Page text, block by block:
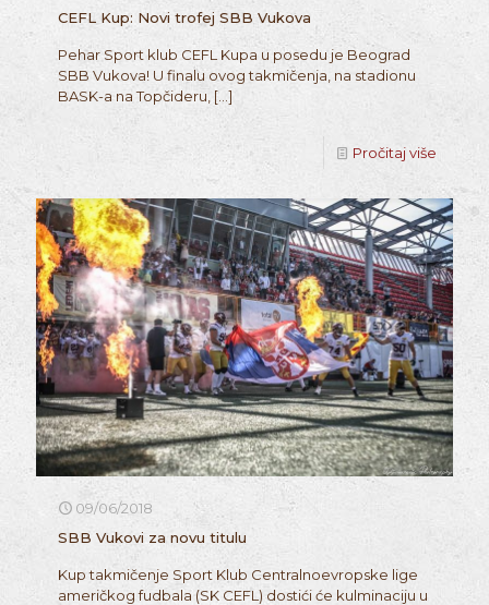
CEFL Kup: Novi trofej SBB Vukova
Pehar Sport klub CEFL Kupa u posedu je Beograd
SBB Vukova! U finalu ovog takmičenja, na stadionu
BASK-a na Topčideru, […]
Pročitaj više
09/06/2018
SBB Vukovi za novu titulu
Kup takmičenje Sport Klub Centralnoevropske lige
američkog fudbala (SK CEFL) dostići će kulminaciju u